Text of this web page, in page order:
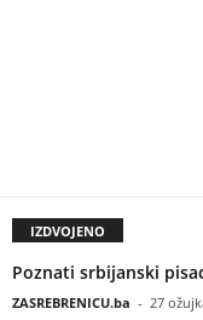
IZDVOJENO
Poznati srbijanski
ZASREBRENICU.ba - 27